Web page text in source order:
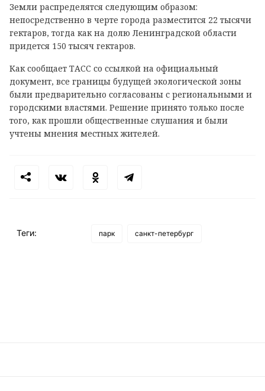
Земли распределятся следующим образом:
непосредственно в черте города разместится 22 тысячи
гектаров, тогда как на долю Ленинградской области
придется 150 тысяч гектаров.
Как сообщает ТАСС со ссылкой на официальный
документ, все границы будущей экологической зоны
были предварительно согласованы с региональными и
городскими властями. Решение принято только после
того, как прошли общественные слушания и были
учтены мнения местных жителей.
Теги: парк санкт-петербург